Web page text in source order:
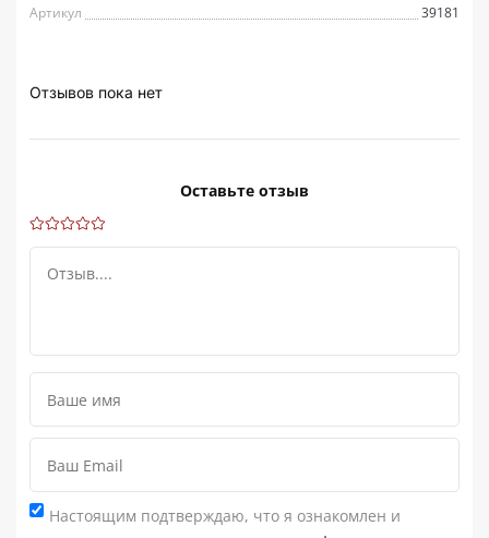
Артикул 39181
Отзывов пока нет
Оставьте отзыв
Настоящим подтверждаю, что я ознакомлен и